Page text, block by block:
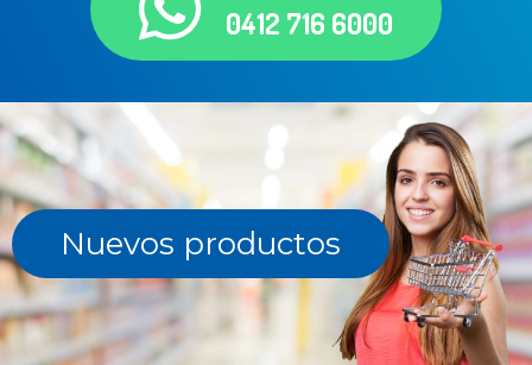
0412 716 6000
Nuevos productos